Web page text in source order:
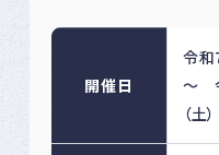
開催日
令和
～
（土）